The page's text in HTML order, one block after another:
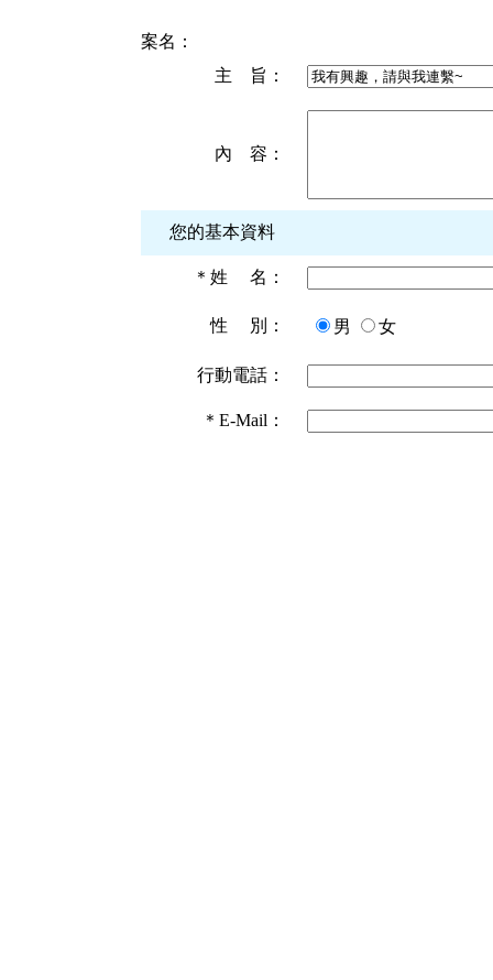
案名：
主 旨：
內 容：
您的基本資料
＊ 姓 名：
性 別： 男 女
行動電話：
＊ E-Mail：